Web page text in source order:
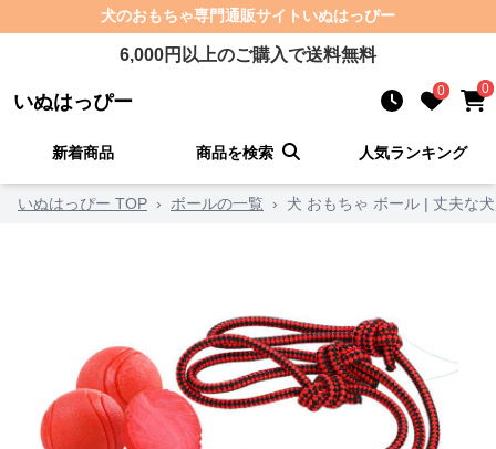
犬のおもちゃ専門通販サイト いぬはっぴー
6,000円以上のご購入で送料無料
いぬはっぴー 0 0
新着商品 商品を検索 人気ランキング
いぬはっぴー TOP › ボールの一覧 › 犬 おもちゃ ボール | 丈夫な